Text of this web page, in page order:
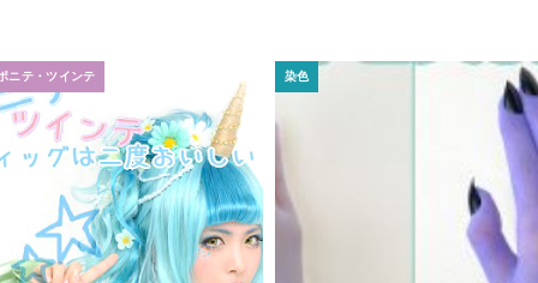
ニテ・ツインテ 染色